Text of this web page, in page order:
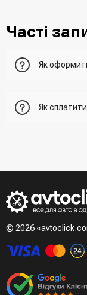
Часті
Як
нього та вказати
зателефонує
Третій варіант -
Четвертий
(viber, telegram)
Як
© 2026